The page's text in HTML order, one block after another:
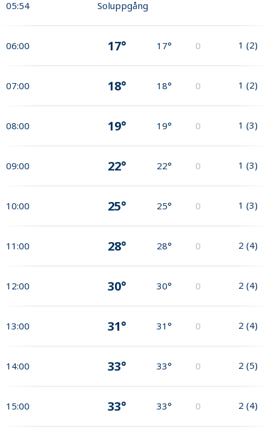
05:54 Soluppgång
06:00 17° 17° 0 1 (2)
07:00 18° 18° 0 1 (2)
08:00 19° 19° 0 1 (3)
09:00 22° 22° 0 1 (3)
10:00 25° 25° 0 1 (3)
11:00 28° 28° 0 2 (4)
12:00 30° 30° 0 2 (4)
13:00 31° 31° 0 2 (4)
14:00 33° 33° 0 2 (5)
15:00 33° 33° 0 2 (4)